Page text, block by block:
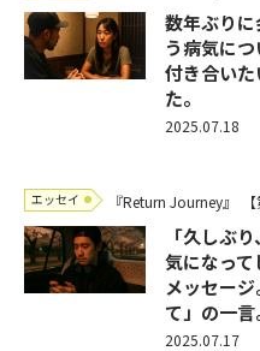
数年ぶり
う病気に
付き合いた
た。
2025.07.18
エッセイ 『Return Journey』
「久しぶ
気になっ
メッセー
て」の一言
2025.07.17